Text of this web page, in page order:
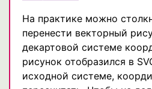
На практике можно
перенести векторный
декартовой системе
рисунок отобразился в
исходной системе,